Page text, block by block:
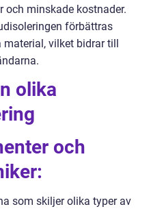
och minskade kostnader.
förbättras
vilket bidrar till
olika
och
som skiljer olika typer av